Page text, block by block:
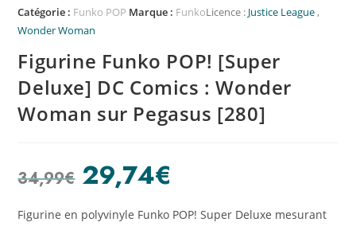
Catégorie : Funko POP Marque : FunkoLicence : Justice League,
Wonder Woman
Figurine Funko POP! [Super
Deluxe] DC Comics : Wonder
Woman sur Pegasus [280]
34,99€ 29,74€
Figurine en polyvinyle Funko POP! Super Deluxe mesurant